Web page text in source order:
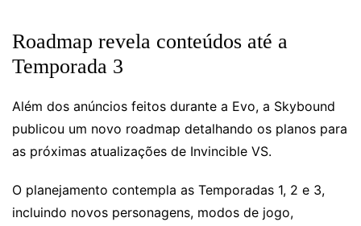
Roadmap revela conteúdos até a
Temporada 3
Além dos anúncios feitos durante a Evo, a Skybound
publicou um novo roadmap detalhando os planos para
as próximas atualizações de Invincible VS.
O planejamento contempla as Temporadas 1, 2 e 3,
incluindo novos personagens, modos de jogo,